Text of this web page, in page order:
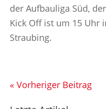
der Aufbauliga Süd,
Kick Off ist um 15 Uhr
Straubing.
« Vorheriger Beitrag